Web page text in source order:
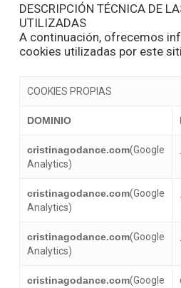
DESCRIPCIÓN TÉCNICA DE
UTILIZADAS
A continuación, ofrecemos
cookies utilizadas por este
COOKIES PROPIAS
DOMINIO
cristinagodance.com(Google
Analytics)
cristinagodance.com(Google
Analytics)
cristinagodance.com(Google
Analytics)
cristinagodance.com(Google